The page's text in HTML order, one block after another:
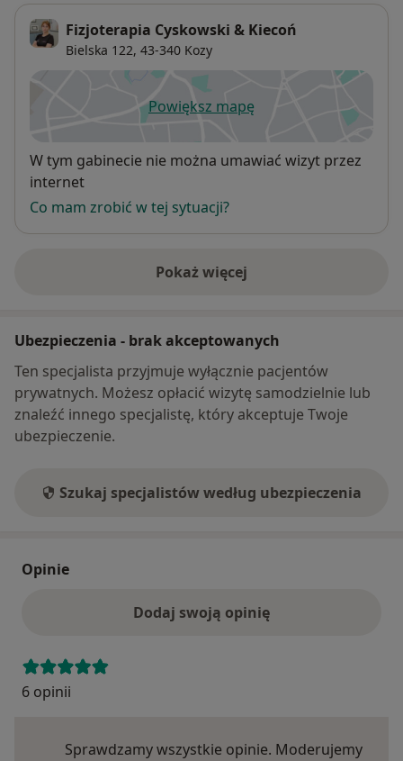
Fizjoterapia Cyskowski & Kiecoń
Bielska 122, 43-340 Kozy
Powiększ mapęotwiera się w nowej karcie
Dostępność
W tym gabinecie nie można umawiać wizyt przez
internet
Co mam zrobić w tej sytuacji?
Pokaż więcej
o adresie
Ubezpieczenia - brak akceptowanych
Ten specjalista przyjmuje wyłącznie pacjentów
prywatnych. Możesz opłacić wizytę samodzielnie lub
znaleźć innego specjalistę, który akceptuje Twoje
ubezpieczenie.
Szukaj specjalistów według ubezpieczenia
Opinie
Dodaj swoją opinię
6 opinii
Sprawdzamy wszystkie opinie. Moderujemy